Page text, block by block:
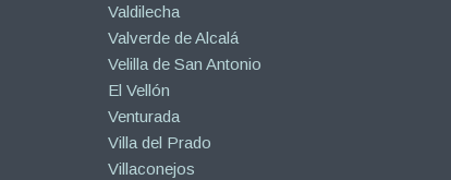
Valdilecha
Valverde de Alcalá
Velilla de San Antonio
El Vellón
Venturada
Villa del Prado
Villaconejos